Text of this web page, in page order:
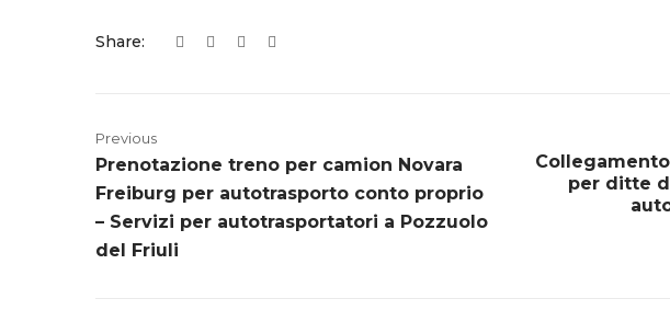
Share:
Previous
Prenotazione treno per camion Novara
Freiburg per autotrasporto conto proprio
– Servizi per autotrasportatori a Pozzuolo
del Friuli
per ditte